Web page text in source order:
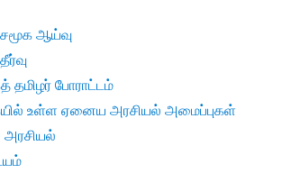
ஆய்வு
போராட்டம்
உள்ள ஏனைய அரசியல் அமைப்புகள்
அரசியல்